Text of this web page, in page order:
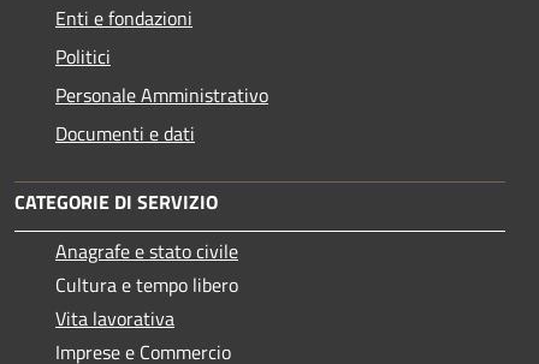
Enti e fondazioni
Politici
Personale Amministrativo
Documenti e dati
CATEGORIE DI SERVIZIO
Anagrafe e stato civile
Cultura e tempo libero
Vita lavorativa
Imprese e Commercio